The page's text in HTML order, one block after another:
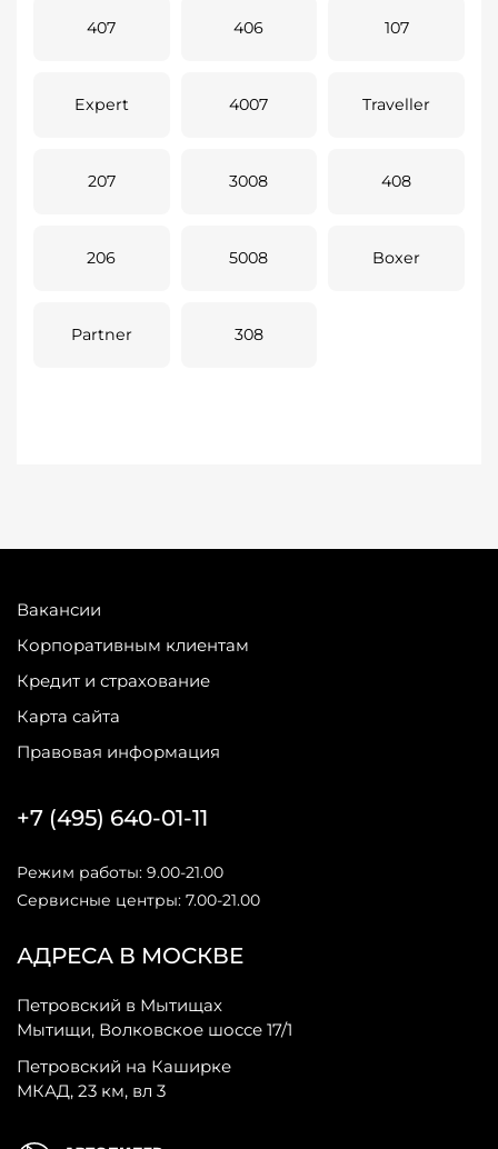
407 406 107
Expert 4007 Traveller
207 3008 408
206 5008 Boxer
Partner 308
Вакансии
Корпоративным клиентам
Кредит и страхование
Карта сайта
Правовая информация
АДРЕСА В МОСКВЕ
Петровский в Мытищах
Мытищи, Волковское шоссе 17/1
Петровский на Каширке
МКАД, 23 км, вл 3
+7 (495) 640-01-11
Режим работы: 9.00-21.00
Сервисные центры: 7.00-21.00